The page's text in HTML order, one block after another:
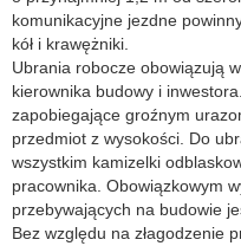
komunikacyjne jezdne
kół i krawężniki.
Ubrania robocze obowiązują
kierownika budowy i
zapobiegające groźnym
przedmiot z wysokości. Do
wszystkim kamizelki
pracownika. Obowiązkowym
przebywających na budowie
Bez względu na złagodzenie